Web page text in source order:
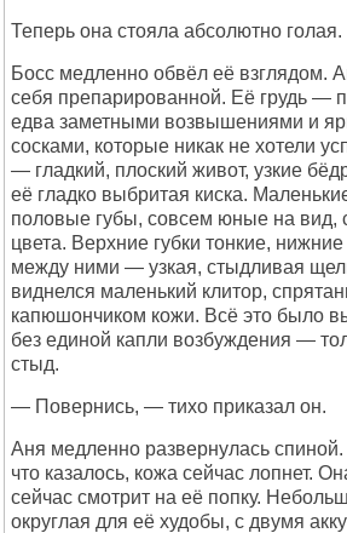
Теперь она стояла абсолютно голая.
Босс медленно обвёл её взглядом.
себя препарированной. Её грудь —
едва заметными возвышениями и
сосками, которые никак не хотели
— гладкий, плоский живот, узкие
её гладко выбритая киска.
половые губы, совсем юные на вид,
цвета. Верхние губки тонкие,
между ними — узкая, стыдливая
виднелся маленький клитор,
капюшончиком кожи. Всё это было
без единой капли возбуждения —
стыд.
— Повернись, — тихо приказал он.
Аня медленно развернулась спиной.
что казалось, кожа сейчас лопнет.
сейчас смотрит на её попку.
округлая для её худобы, с двумя